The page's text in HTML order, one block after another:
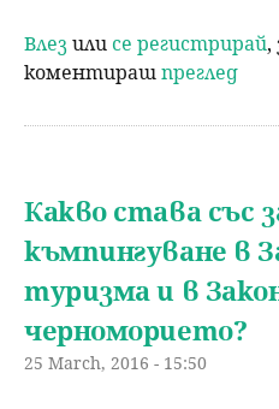
Влезили се регистрирай,
коментирашпреглед
Какво става със
къмпингуване в
туризма и в
черноморието?
25 March, 2016 - 15:50